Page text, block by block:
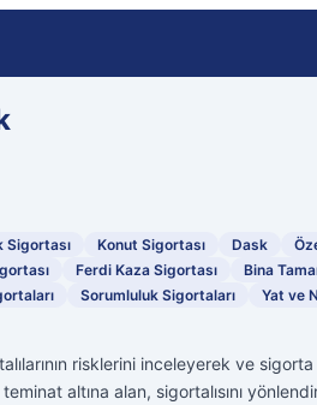
Sigortası Konut Sigortası Dask
Ferdi Kaza Sigortası Bina
Sorumluluk Sigortaları Yat ve
risklerini inceleyerek ve
altına alan, sigortalısını